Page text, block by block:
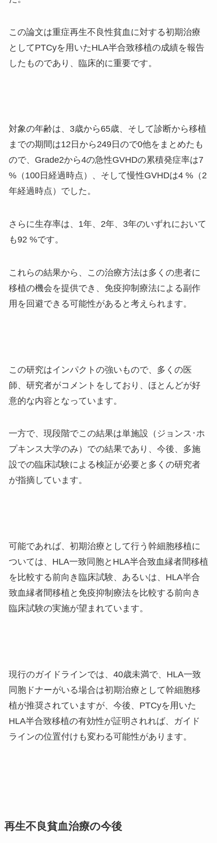
この論文は重症再生不良性貧血に対する初期治療
としてPTCyを用いたHLA半合致移植の成績を報告
したものであり、臨床的に重要です。
対象の年齢は、 3歳から 65歳、そして診断から移植
までの期間は12 日から 249日ので0他をまとめたも
ので、 Grade2から4の急性GVHDの累積発症率は7
%（ 100日経過時点）、そして慢性GVHDは4 %（ 2
年経過時点）でした。
さらに生存率は、 1年、 2年、 3年のいずれにおいて
も92 %です。
これらの結果から、この治療方法は多くの患者に
移植の機会を提供でき、免疫抑制療法による副作
用を回避できる可能性があると考えられます。
この研究はインパクトの強いもので、多くの医
師、研究者がコメントをしており、ほとんどが好
意的な内容となっています。
一方で、現段階でこの結果は単施設（ジョンス･ホ
プキンス大学のみ）での結果であり、今後、多施
設での臨床試験による検証が必要と多くの研究者
が指摘しています。
可能であれば、初期治療として行う幹細胞移植に
ついては、 HLA一致同胞と HLA半合致血縁者間移植
を比較する前向き臨床試験、あるいは、 HLA半合
致血縁者間移植と免疫抑制療法を比較する前向き
臨床試験の実施が望まれています。
現行のガイドラインでは、 40歳未満で、 HLA一致
同胞ドナーがいる場合は初期治療として幹細胞移
植が推奨されていますが、今後、 PTCyを用いた
HLA半合致移植の有効性が証明されれば、ガイド
ラインの位置付けも変わる可能性があります。
再生不良貧血治療の今後